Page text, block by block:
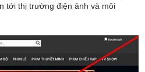
tới thị trường điện ảnh và môi